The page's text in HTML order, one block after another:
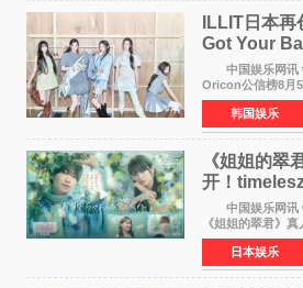
ILLIT日本再
Got Your
身纪录
中国娱乐网讯
Oricon公信榜8月
ILLIT在日本发行
Back》首周销量
期周单曲排行
韩国娱乐
《姐姐的翠
开！
12月4日上映
中国娱乐网讯 www
《姐姐的翠君》
timelesz成员桥本
担任电影主演，
苗翠（中岛瑠菜
日本娱乐